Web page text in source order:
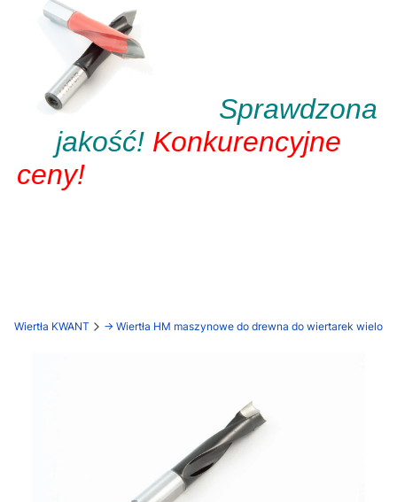
Sprawdzona
jakość! Konkurencyjne
ceny!
Wiertła KWANT -> Wiertła HM maszynowe do drewna do wiertarek